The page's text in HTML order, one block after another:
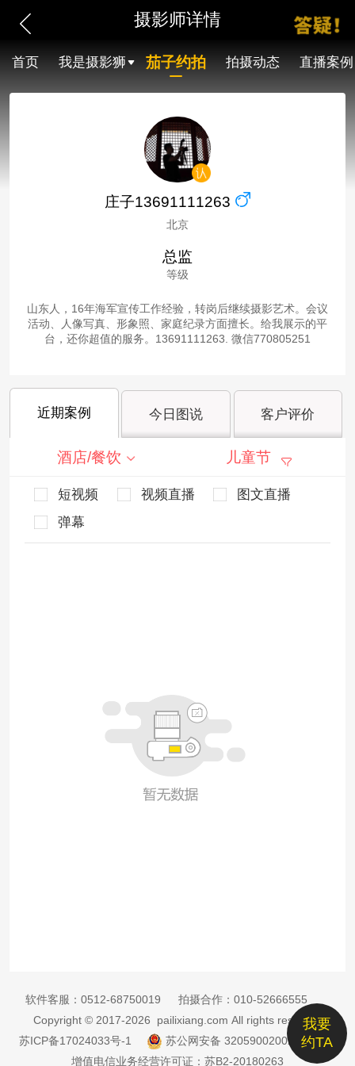
摄影师详情
首页 我是摄影狮 茄子约拍 拍摄动态 直播案例
庄子13691111263
北京
总监
等级
山东人，16年海军宣传工作经验，转岗后继续摄影艺术。会议
活动、人像写真、形象照、家庭纪录方面擅长。给我展示的平
台，还你超值的服务。13691111263. 微信770805251
近期案例 今日图说 客户评价
酒店/餐饮 儿童节
短视频 视频直播
图文直播
弹幕
我要
约TA
软件客服： 0512-68750019 拍摄合作： 010-52666555
Copyright © 2017-2026 pailixiang.com All rights reserved
苏ICP备17024033号-1
苏公网安备 32059002002885号
增值电信业务经营许可证：苏B2-20180263